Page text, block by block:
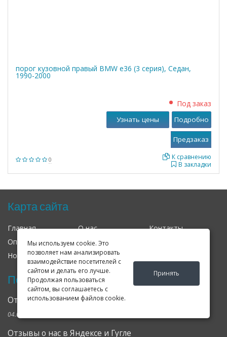
Мы используем cookie. Это
позволяет нам анализировать
взаимодействие посетителей с
сайтом и делать его лучше.
Продолжая пользоваться
сайтом, вы соглашаетесь с
использованием файлов cookie.
Принять
порог кузовной правый BMW е36 (3 серия), Седан,
1990-2000
0
Под заказ
В закладки
К сравнению
Узнать цены Подробно
Карта сайта
Главная О нас
Контакты
Оплата
Доставка
Новости
Оферта
Последние новости
Открылся клубный сервис Geely в Петербурге
04.09.2024
Отзывы о нас в Яндексе и Гугле